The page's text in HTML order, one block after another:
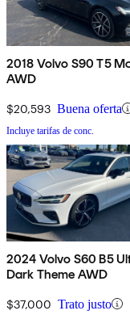
2018 Volvo S90 T5
AWD
$20,593 Buena oferta
Incluye tarifas de conc.
2024 Volvo S60 B5
Dark Theme AWD
$37,000 Trato justo